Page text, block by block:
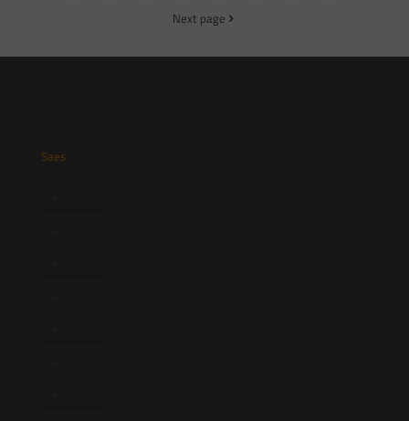
Next page
Saes